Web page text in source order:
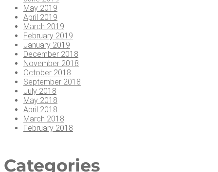
May 2019
April 2019
March 2019
February 2019
January 2019
December 2018
November 2018
October 2018
September 2018
July 2018
May 2018
April 2018
March 2018
February 2018
Cate­go­ries